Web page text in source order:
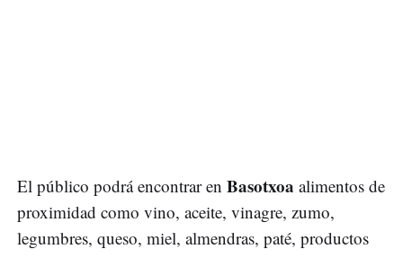
El público podrá encontrar en Basotxoa alimentos de
proximidad como vino, aceite, vinagre, zumo,
legumbres, queso, miel, almendras, paté, productos